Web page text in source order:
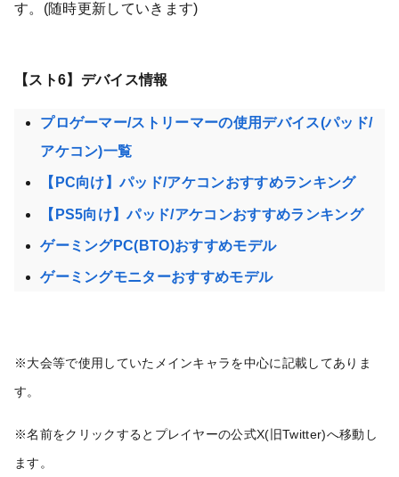
す。(随時更新していきます)
【スト6】デバイス情報
プロゲーマー/ストリーマーの使用デバイス(パッド/
アケコン)一覧
【PC向け】パッド/アケコンおすすめランキング
【PS5向け】パッド/アケコンおすすめランキング
ゲーミングPC(BTO)おすすめモデル
ゲーミングモニターおすすめモデル
※大会等で使用していたメインキャラを中心に記載してありま
す。
※名前をクリックするとプレイヤーの公式X(旧Twitter)へ移動し
ます。